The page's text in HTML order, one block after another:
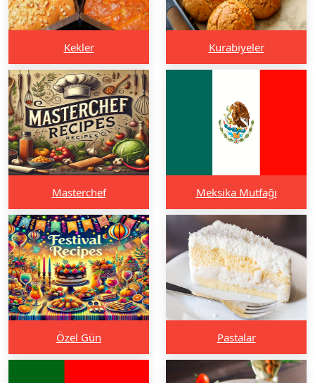
Kekler Kurabiyeler
Masterchef Meksika Mutfağı
Özel Gün Pastalar